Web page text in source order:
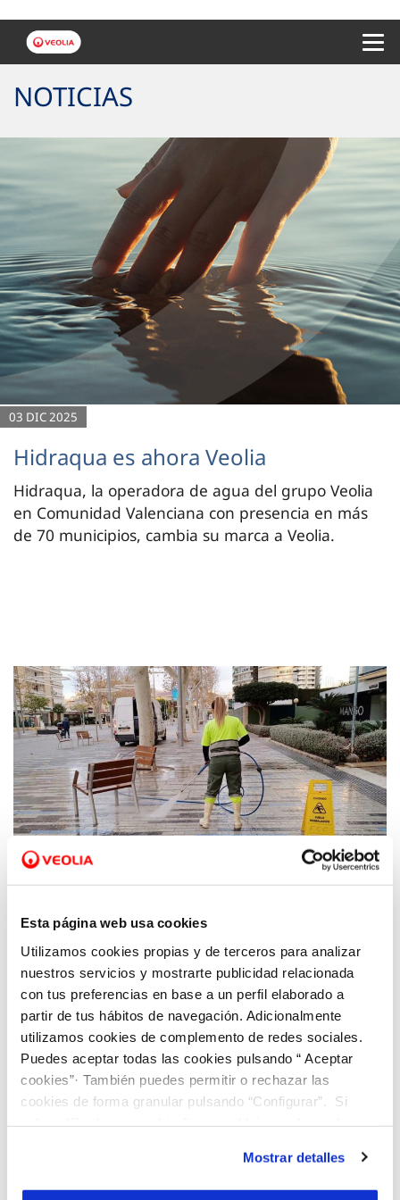
Esta página web usa cookies
Utilizamos cookies propias y de terceros para analizar
nuestros servicios y mostrarte publicidad relacionada
con tus preferencias en base a un perfil elaborado a
partir de tus hábitos de navegación. Adicionalmente
utilizamos cookies de complemento de redes sociales.
Puedes aceptar todas las cookies pulsando “ Aceptar
cookies”· También puedes permitir o rechazar las
cookies de forma granular pulsando “Configurar”. Si
son indispensables para que el sitio web funcione y que
por tanto no se pueden desactivar. Puedes consultar
Mostrar detalles
NOTICIAS
03 DIC 2025
Hidraqua es ahora Veolia
Hidraqua, la operadora de agua del grupo Veolia
en Comunidad Valenciana con presencia en más
de 70 municipios, cambia su marca a Veolia.
06 ABR 2026
circular con el desarrollo de una red de agua
regenerada en Benidorm